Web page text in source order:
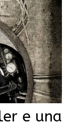
e una